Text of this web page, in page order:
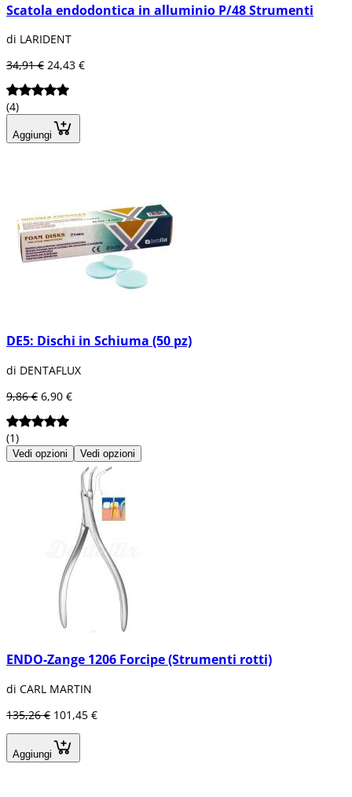
Scatola endodontica in alluminio P/48 Strumenti
di LARIDENT
34,91 € 24,43 €
(4)
Aggiungi
DE5: Dischi in Schiuma (50 pz)
di DENTAFLUX
9,86 € 6,90 €
(1)
Vedi opzioni Vedi opzioni
ENDO-Zange 1206 Forcipe (Strumenti rotti)
di CARL MARTIN
135,26 € 101,45 €
Aggiungi